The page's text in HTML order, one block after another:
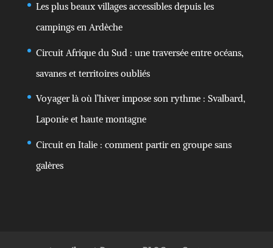
Les plus beaux villages accessibles depuis les
campings en Ardèche
Circuit Afrique du Sud : une traversée entre océans,
savanes et territoires oubliés
Voyager là où l’hiver impose son rythme : Svalbard,
Laponie et haute montagne
Circuit en Italie : comment partir en groupe sans
galères